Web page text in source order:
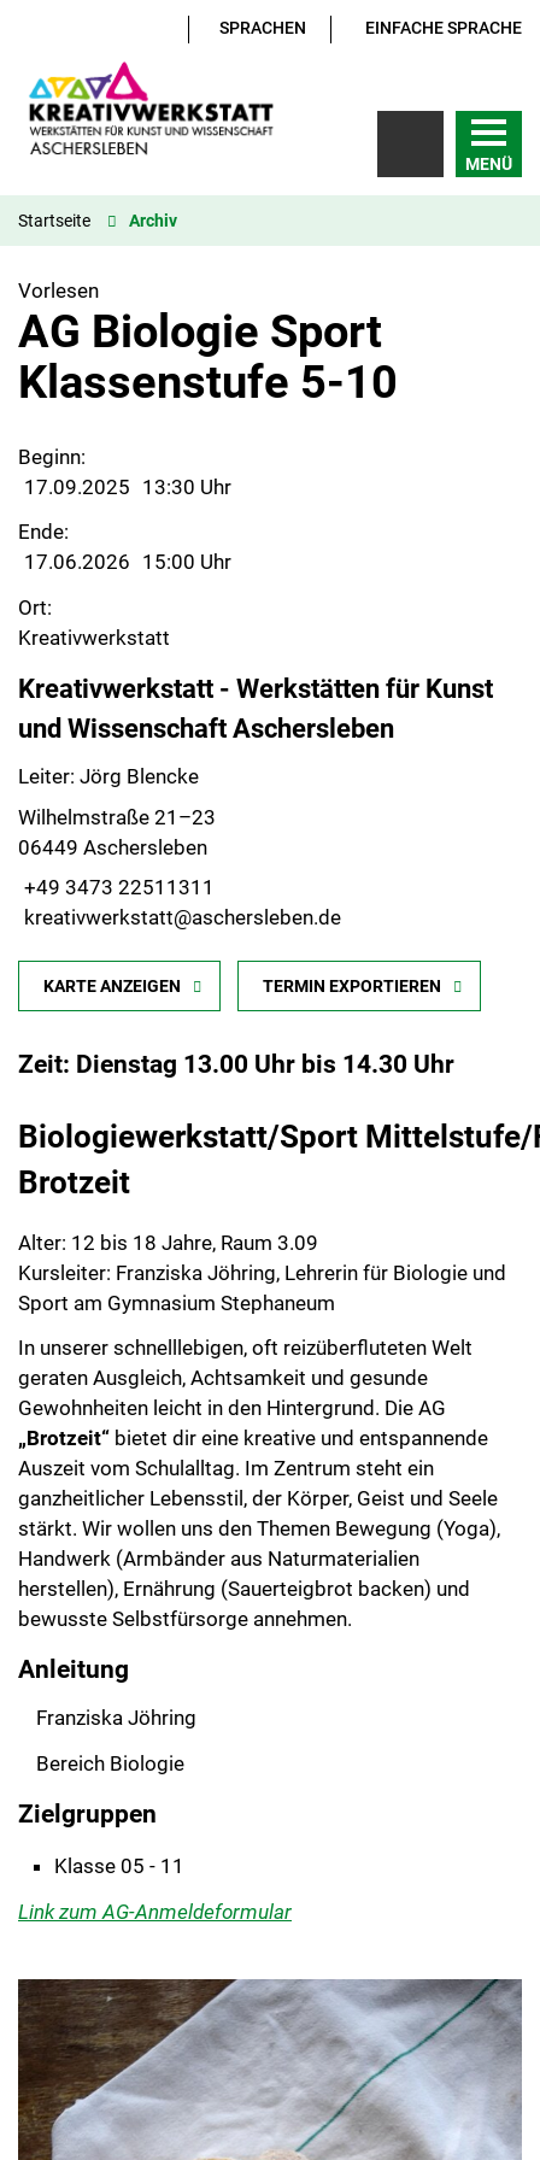
SPRACHEN EINFACHE SPRACHE
MENÜ
Startseite Archiv
Vorlesen
AG Biologie Sport
Klassenstufe 5-10
Beginn:
17.09.2025 13:30 Uhr
Ende:
17.06.2026 15:00 Uhr
Ort:
Kreativwerkstatt
Kreativwerkstatt - Werkstätten für Kunst
und Wissenschaft Aschersleben
Leiter: Jörg Blencke
Wilhelmstraße 21–23
06449 Aschersleben
+49 3473 22511311
kreativwerkstatt@aschersleben.de
KARTE ANZEIGEN TERMIN EXPORTIEREN
Zeit: Dienstag 13.00 Uhr bis 14.30 Uhr
Biologiewerkstatt/Sport Mittelstufe/
Brotzeit
Alter: 12 bis 18 Jahre, Raum 3.09
Kursleiter: Franziska Jöhring, Lehrerin für Biologie und
Sport am Gymnasium Stephaneum
In unserer schnelllebigen, oft reizüberfluteten Welt
geraten Ausgleich, Achtsamkeit und gesunde
Gewohnheiten leicht in den Hintergrund. Die AG
„Brotzeit“ bietet dir eine kreative und entspannende
Auszeit vom Schulalltag. Im Zentrum steht ein
ganzheitlicher Lebensstil, der Körper, Geist und Seele
stärkt. Wir wollen uns den Themen Bewegung (Yoga),
Handwerk (Armbänder aus Naturmaterialien
herstellen), Ernährung (Sauerteigbrot backen) und
bewusste Selbstfürsorge annehmen.
Anleitung
Franziska Jöhring
Bereich Biologie
Zielgruppen
Klasse 05 - 11
Link zum AG-Anmeldeformular